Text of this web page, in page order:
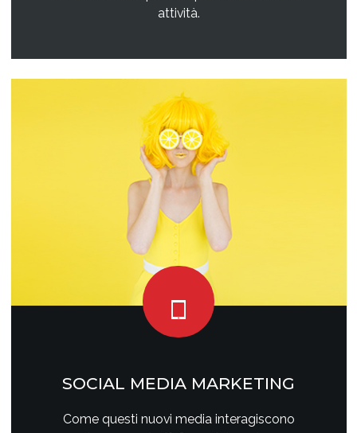
attività.
SOCIAL MEDIA MARKETING
Come questi nuovi media interagiscono